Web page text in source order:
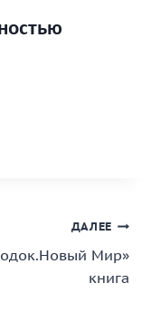
ДАЛЕЕ
Мир»
книга